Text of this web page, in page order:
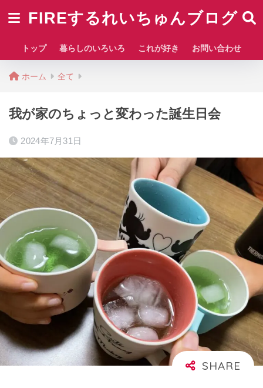
FIREするれいちゅんブログ
トップ 暮らしのいろいろ これが好き お問い合わせ
ホーム 全て
我が家のちょっと変わった誕生日会
2024年7月31日